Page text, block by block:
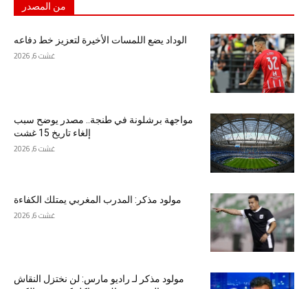
من المصدر
الوداد يضع اللمسات الأخيرة لتعزيز خط دفاعه
غشت 6, 2026
مواجهة برشلونة في طنجة.. مصدر يوضح سبب
إلغاء تاريخ 15 غشت
غشت 6, 2026
مولود مذكر: المدرب المغربي يمتلك الكفاءة
غشت 6, 2026
مولود مذكر لـ راديو مارس: لن نختزل النقاش